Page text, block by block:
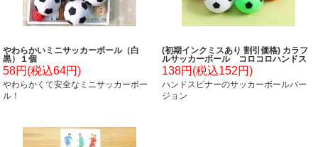
やわらかいミニサッカーボール（白
黒）１個
58円(税込64円)
やわらかくて安全なミニサッカーボー
ル！
(初期インクミスあり 割引価格) カラフ
ルサッカーボール コロコロハンドス
ピナー(カラーランダム１個)
138円(税込152円)
ハンドスピナーのサッカーボールバー
ジョン